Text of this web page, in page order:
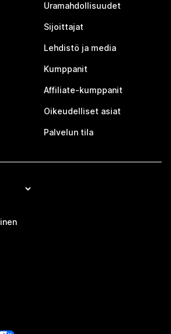
Uramahdollisuudet
Sijoittajat
Lehdistö ja media
Kumppanit
Affiliate-kumppanit
Oikeudelliset asiat
Palvelun tila